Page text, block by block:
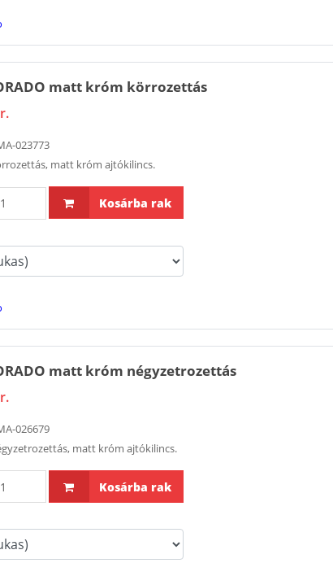
matt króm körrozettás
023773
matt króm ajtókilincs.
Kosárba rak
matt króm négyzetrozettás
026679
matt króm ajtókilincs.
Kosárba rak
11 233 Ft
eltávolító 100ml
4 390 Ft